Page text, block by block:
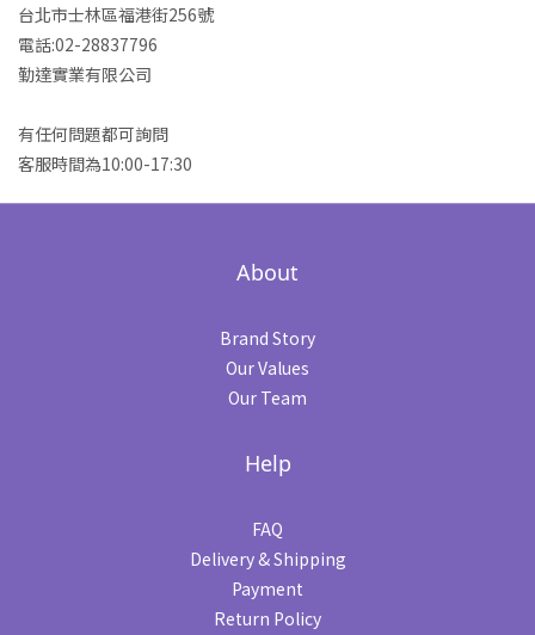
台北市士林區福港街256號
電話:02-28837796
勤達實業有限公司
有任何問題都可詢問
客服時間為10:00-17:30
About
Brand Story
Our Values
Our Team
Help
FAQ
Delivery & Shipping
Payment
Return Policy